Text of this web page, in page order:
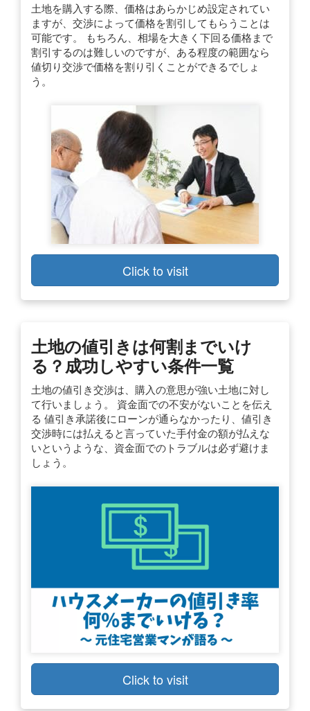
土地を購入する際、価格はあらかじめ設定されてい
ますが、交渉によって価格を割引してもらうことは
可能です。 もちろん、相場を大きく下回る価格まで
割引するのは難しいのですが、ある程度の範囲なら
値切り交渉で価格を割り引くことができるでしょ
う。
Click to visit
土地の値引きは何割までいけ
る？成功しやすい条件一覧
土地の値引き交渉は、購入の意思が強い土地に対し
て行いましょう。 資金面での不安がないことを伝え
る 値引き承諾後にローンが通らなかったり、値引き
交渉時には払えると言っていた手付金の額が払えな
いというような、資金面でのトラブルは必ず避けま
しょう。
Click to visit